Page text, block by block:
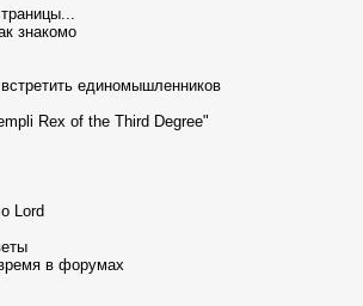
знакомо
единомышленников
Rex of the Third Degree"
Lord
в форумах